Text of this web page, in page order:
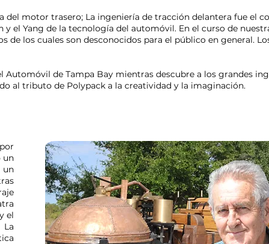
del motor trasero; La ingeniería de tracción delantera fue el
el Yang de la tecnología del automóvil. En el curso de
los cuales son desconocidos para el público en general.
de Tampa Bay mientras descubre a los grandes
al tributo de Polypack a la creatividad y la imaginación.
por
un
el
La